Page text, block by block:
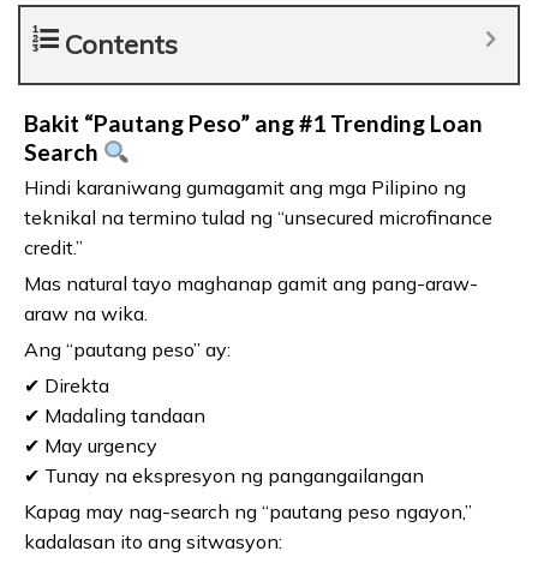
Contents
Bakit “Pautang Peso” ang #1 Trending Loan
Search
Hindi karaniwang gumagamit ang mga Pilipino ng
teknikal na termino tulad ng “unsecured microfinance
credit.”
Mas natural tayo maghanap gamit ang pang-araw-
araw na wika.
Ang “pautang peso” ay:
✔ Direkta
✔ Madaling tandaan
✔ May urgency
✔ Tunay na ekspresyon ng pangangailangan
Kapag may nag-search ng “pautang peso ngayon,”
kadalasan ito ang sitwasyon: